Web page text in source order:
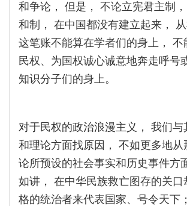
和争论， 但是， 不论立宪君主制
和制， 在中国都没有建立起来， 从
这笔账不能算在学者们的身上， 不
民权、为国权诚心诚意地奔走呼号
知识分子们的身上。
对于民权的政治浪漫主义， 我们与
和理论方面找原因， 不如更多地从
论所预设的社会事实和历史事件方
如讲， 在中华民族救亡图存的关口
格的统治者来代表国家、号令天下